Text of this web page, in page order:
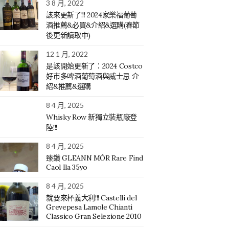
3 8 月, 2022
該來更新了!!! 2024家樂福葡萄
酒推薦&必買&介紹&選購(春節
後更新讀取中)
12 1 月, 2022
是該開始更新了：2024 Costco
好市多啤酒葡萄酒與威士忌 介
紹&推薦&選購
8 4 月, 2025
Whisky Row 新獨立裝瓶廠登
陸!!!
8 4 月, 2025
臻鑽 GLEANN MÓR Rare Find
Caol Ila 35yo
8 4 月, 2025
就要來杯義大利!!! Castelli del
Grevepesa Lamole Chianti
Classico Gran Selezione 2010